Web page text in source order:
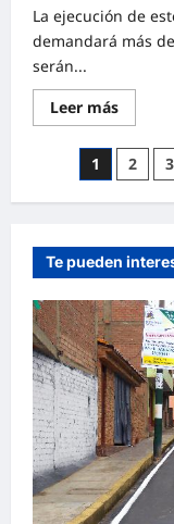
La ejecución de
demandará más
serán...
Leer más
1 2 3
Te pueden